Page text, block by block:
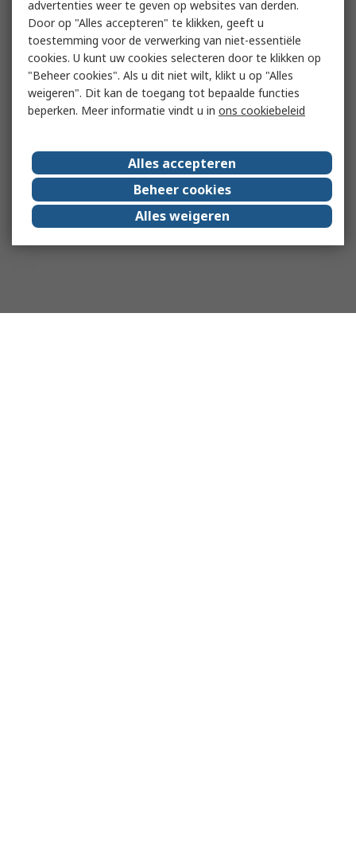
advertenties weer te geven op websites van derden.
Door op "Alles accepteren" te klikken, geeft u
toestemming voor de verwerking van niet-essentiële
cookies. U kunt uw cookies selecteren door te klikken op
"Beheer cookies". Als u dit niet wilt, klikt u op "Alles
weigeren". Dit kan de toegang tot bepaalde functies
beperken. Meer informatie vindt u in ons cookiebeleid
Alles accepteren
Beheer cookies
Alles weigeren